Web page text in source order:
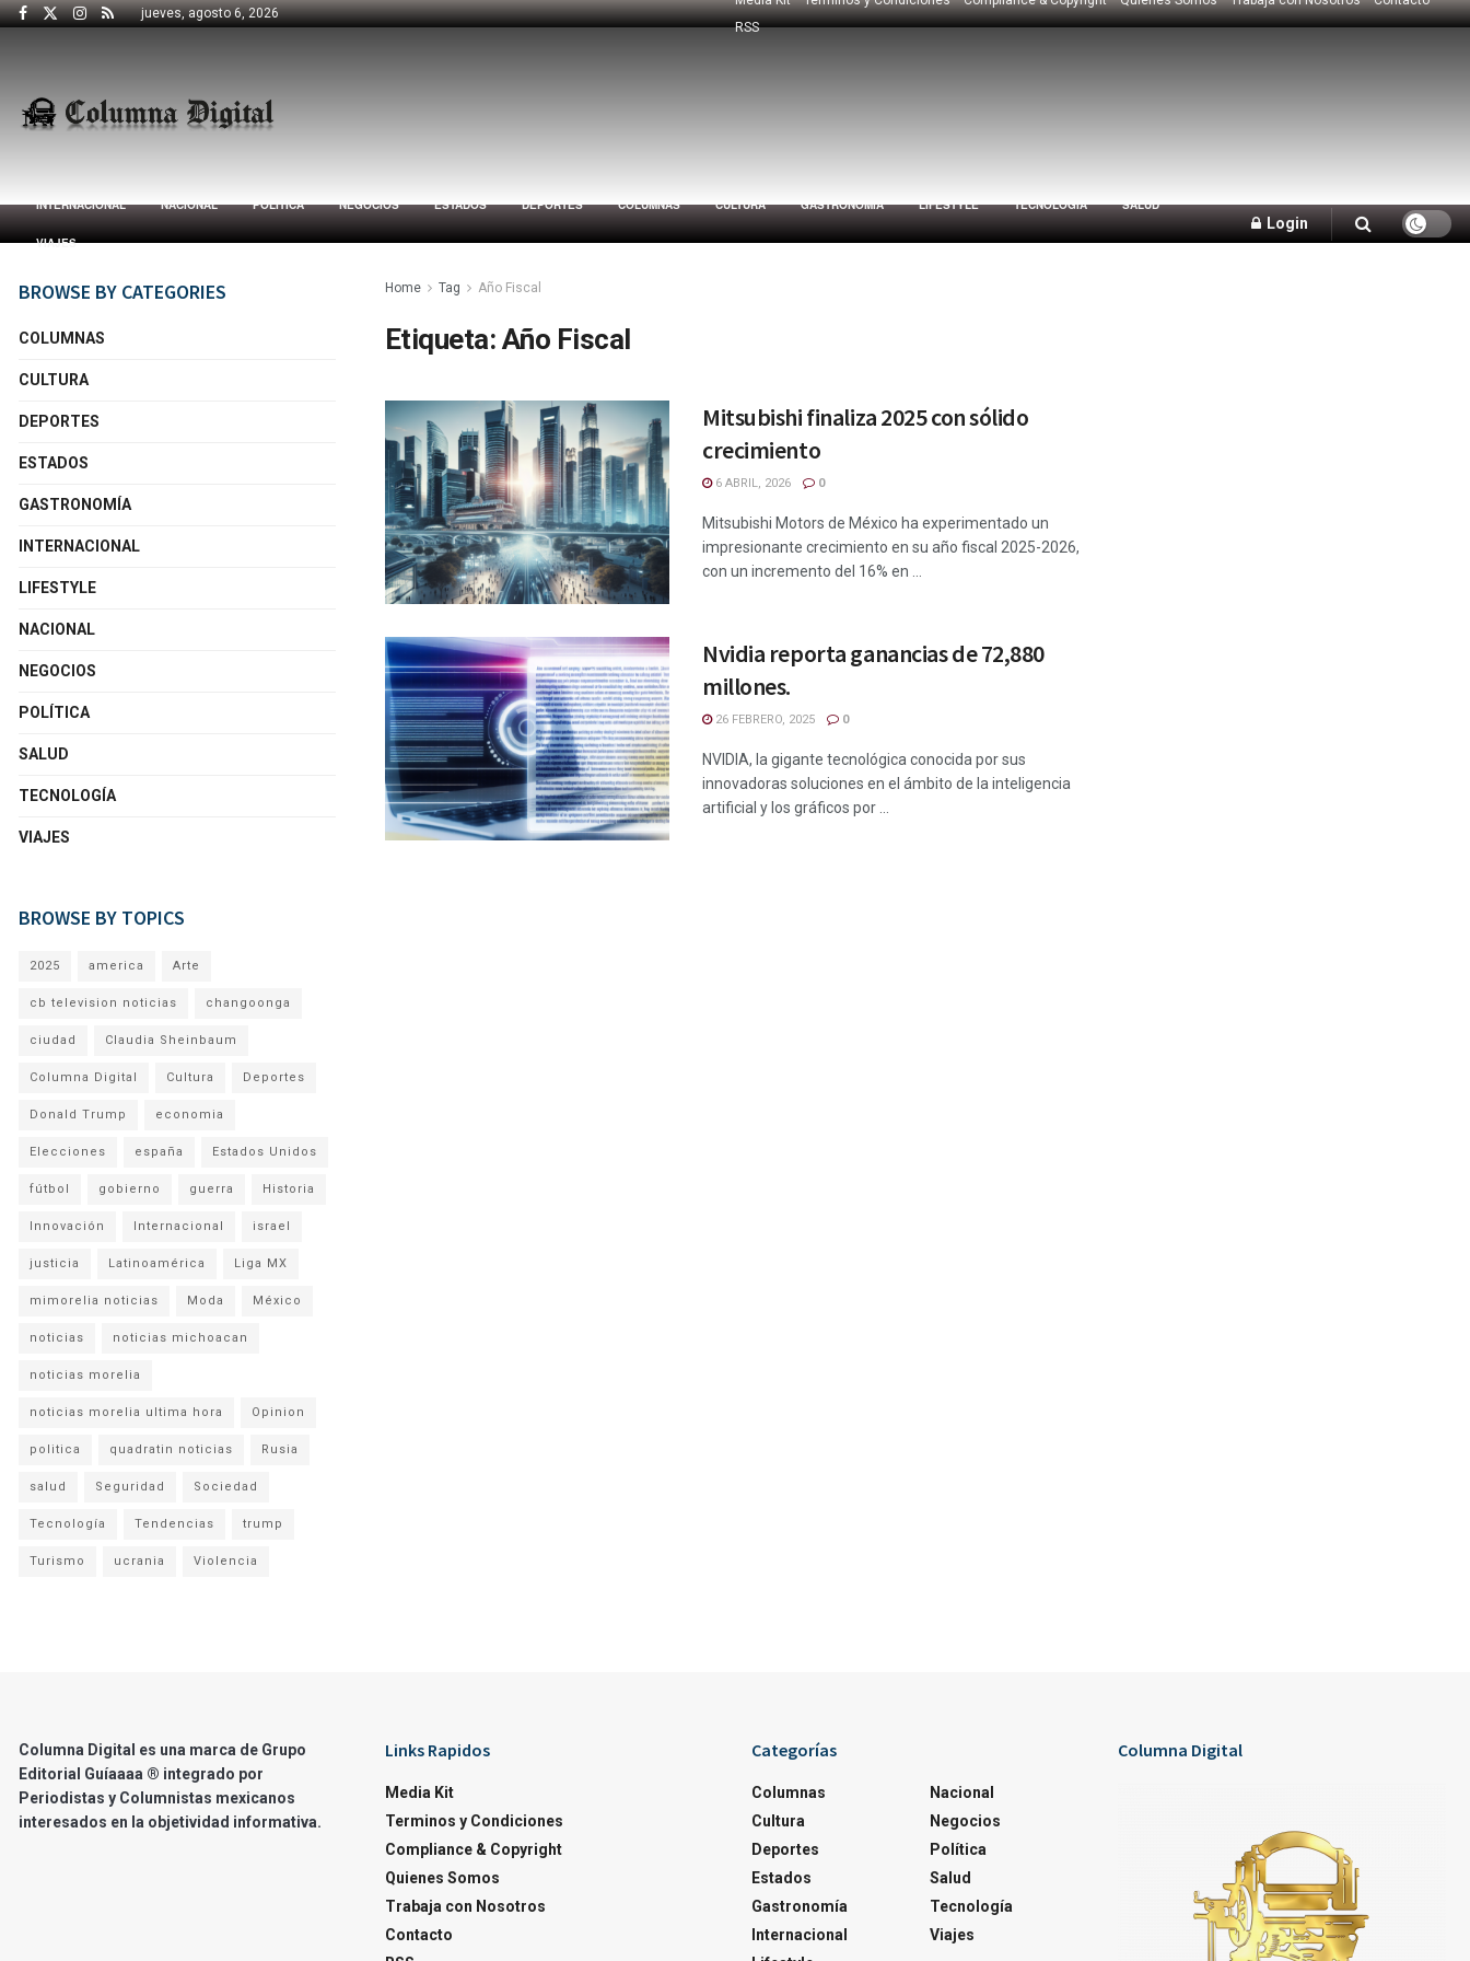
jueves, agosto 6, 2026
RSS
INTERNACIONAL NACIONAL POLÍTICA NEGOCIOS ESTADOS DEPORTES COLUMNAS CULTURA GASTRONOMÍA LIFESTYLE TECNOLOGÍA SALUD
VIAJES
Login
Home Tag Año Fiscal
Etiqueta: Año Fiscal
Mitsubishi finaliza 2025 con sólido
crecimiento
6 ABRIL, 2026 0
Mitsubishi Motors de México ha experimentado un
impresionante crecimiento en su año fiscal 2025-2026,
con un incremento del 16% en ...
Nvidia reporta ganancias de 72,880
millones.
26 FEBRERO, 2025 0
NVIDIA, la gigante tecnológica conocida por sus
innovadoras soluciones en el ámbito de la inteligencia
artificial y los gráficos por ...
BROWSE BY CATEGORIES
COLUMNAS
CULTURA
DEPORTES
ESTADOS
GASTRONOMÍA
INTERNACIONAL
LIFESTYLE
NACIONAL
NEGOCIOS
POLÍTICA
SALUD
TECNOLOGÍA
VIAJES
BROWSE BY TOPICS
2025 america Arte
cb television noticias changoonga
ciudad Claudia Sheinbaum
Columna Digital Cultura Deportes
Donald Trump economia
Elecciones españa Estados Unidos
fútbol gobierno guerra Historia
Innovación Internacional israel
justicia Latinoamérica Liga MX
mimorelia noticias Moda México
noticias noticias michoacan
noticias morelia
noticias morelia ultima hora Opinion
politica quadratin noticias Rusia
salud Seguridad Sociedad
Tecnología Tendencias trump
Turismo ucrania Violencia
Columna Digital es una marca de Grupo
Editorial Guíaaaa ® integrado por
Periodistas y Columnistas mexicanos
interesados en la objetividad informativa.
Links Rapidos
Media Kit
Terminos y Condiciones
Compliance & Copyright
Quienes Somos
Trabaja con Nosotros
Contacto
Categorías
Columnas
Cultura
Deportes
Estados
Gastronomía
Internacional
Nacional
Negocios
Política
Salud
Tecnología
Viajes
Columna Digital